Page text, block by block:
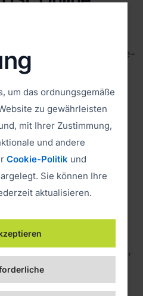
Remote-
in ganz
Optimierung der
Steigerung der
hat.
Tool sehr zufrieden
Feedback von
ISL Light erlaubt uns
zu unterstützen, in
sehr schlecht ist.
Land volle
Kunden unterstützen,
konnten ", sagte
um das ordnungsgemäße
zu gewährleisten
mit Ihrer Zustimmung,
und andere
Cookie-Politik und
Sie können Ihre
aktualisieren.